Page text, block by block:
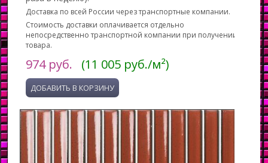
Доставка по всей России через транспортные компании.
Стоимость доставки оплачивается отдельно
непосредственно транспортной компании при получении
товара.
974руб. (11 005 руб./м²)